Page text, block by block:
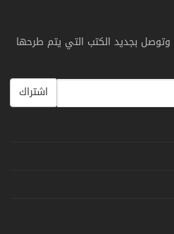
وتوصل بجديد الكتب التي يتم طرحها
اشتراك